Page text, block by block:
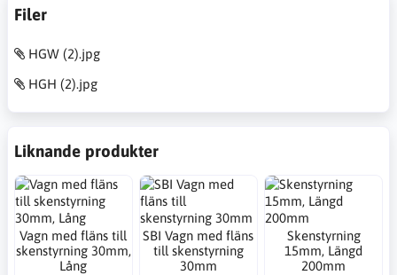
Filer
HGW (2).jpg
HGH (2).jpg
Liknande produkter
Vagn med fläns till
skenstyrning 30mm,
Lång
SBI Vagn med fläns
till skenstyrning
30mm
Skenstyrning
15mm, Längd
200mm